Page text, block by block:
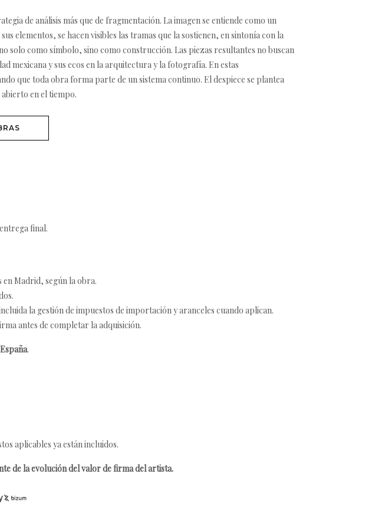
de análisis más que de fragmentación. La imagen se entiende como un
elementos, se hacen visibles las tramas que la sostienen, en sintonía con la
solo como símbolo, sino como construcción. Las piezas resultantes no buscan
mexicana y sus ecos en la arquitectura y la fotografía. En estas
que toda obra forma parte de un sistema continuo. El despiece se plantea
en el tiempo.
final.
en Madrid, según la obra.
la gestión de impuestos de importación y aranceles cuando aplican.
antes de completar la adquisición.
España.
aplicables ya están incluidos.
de la evolución del valor de firma del artista.